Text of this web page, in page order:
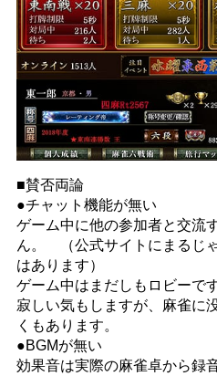
■賛否両論
●チャット機能が無い
ゲーム中に他の参加者と交流
ん。 （公式サイトにまるじ
はあります）
ゲーム中はまだしもロビーで
寂しい気もしますが、麻雀に
くもあります。
●BGMが無い
効果音は実際の麻雀卓から録